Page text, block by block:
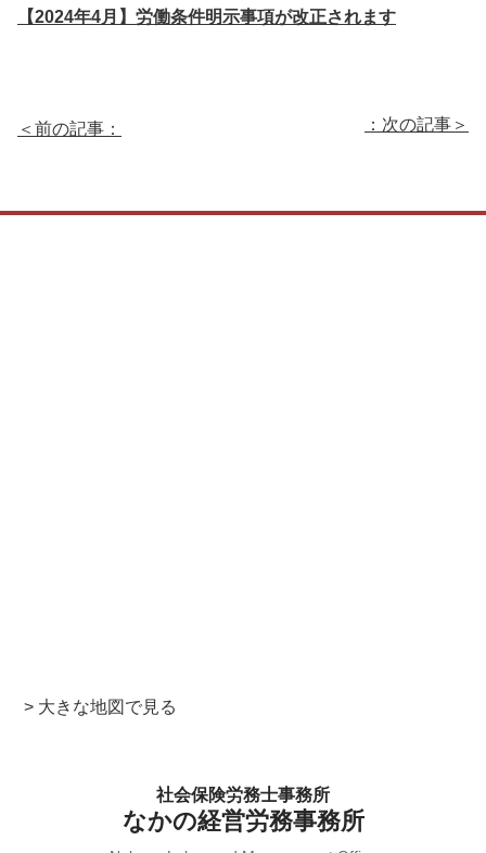
【2024年4月】労働条件明示事項が改正されます
＜前の記事： ：次の記事＞
社会保険労務士事務所
なかの経営労務事務所
> 大きな地図で見る